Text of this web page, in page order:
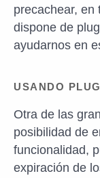
precachear, en
dispone de
ayudarnos en
USANDO
Otra de las
posibilidad de
funcionalidad,
expiración de